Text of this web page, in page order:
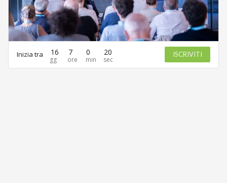
Inizia tra 16 7 0 20 ISCRIVITI